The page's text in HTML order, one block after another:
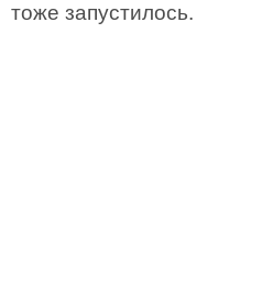
тоже запустилось.